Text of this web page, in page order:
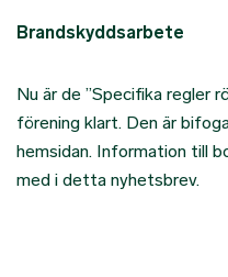
Brandskyddsarbete
Nu är de ”Specifika regler
förening klart. Den är
hemsidan. Information till
med i detta nyhetsbrev.